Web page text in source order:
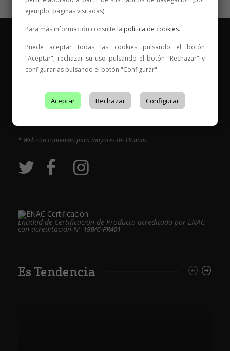
Elige tu vino, con quién compartirlo y comienza una
* Web con contenido para mayores de 18 años
Entidad de Certificación de Producto acreditado por ENAC
con acreditación Nº 199/C-PR401
Es Tendencia
ejemplo, páginas visitadas).
Para más información consulte la política de cookies.
Puede aceptar todas las cookies pulsando el botón
"Aceptar", rechazar su uso pulsando el botón "Rechazar" y
configurarlas pulsando el botón "Configurar".
Aceptar Rechazar Configurar